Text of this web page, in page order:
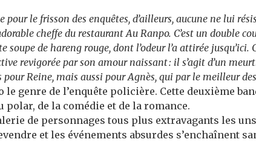
le frisson des enquêtes, d’ailleurs, aucune ne lui
cheffe du restaurant Au Ranpo. C’est un double
de hareng rouge, dont l’odeur l’a attirée
revigorée par son amour naissant : il s’agit d’un
pour Reine, mais aussi pour Agnès, qui par le meilleur
genre de l’enquête policière. Cette deuxième
de la comédie et de la romance.
de personnages tous plus extravagants les
et les événements absurdes s’enchaînent